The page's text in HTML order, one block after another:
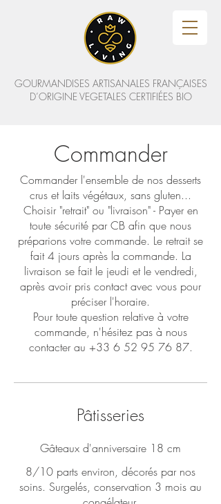
GOURMANDISES ARTISANALES FRANÇAISES
D’ORIGINE VEGETALES CERTIFIÉES BIO
Commander
Commander l'ensemble de nos desserts
crus et laits végétaux, sans gluten...
Choisir "retrait" ou "livraison" - Payer en
toute sécurité par CB afin que nous
préparions votre commande. Le retrait se
fait 4 jours après la commande. La
livraison se fait le jeudi et le vendredi,
après avoir pris contact avec vous pour
préciser l'horaire.
Pour toute question relative à votre
commande, n'hésitez pas à nous
contacter au +33 6 52 95 76 87.
Pâtisseries
Gâteaux d'anniversaire 18 cm
8/10 parts environ, décorés par nos
soins. Surgelés, conservation 3 mois au